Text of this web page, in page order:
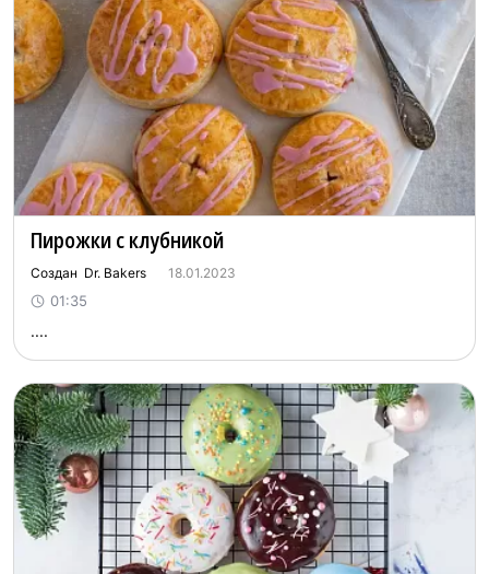
Пирожки с клубникой
Создан Dr. Bakers 18.01.2023
01:35
....